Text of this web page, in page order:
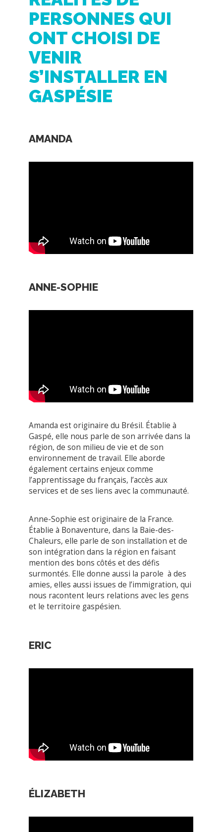
GASPÉSIE
AMANDA
environnement de travail. Elle aborde
également certains enjeux comme
services et de ses liens avec la communauté.
Anne-Sophie est originaire de la France.
Établie à Bonaventure, dans la Baie-des-
Chaleurs, elle parle de son installation et de
son intégration dans la région en faisant
mention des bons côtés et des défis
nous racontent leurs relations avec les gens
et le territoire gaspésien.
ERIC